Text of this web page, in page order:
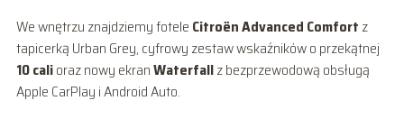
We wnętrzu znajdziemy fotele Citroën Advanced Comfort z
tapicerką Urban Grey, cyfrowy zestaw wskaźników o przekątnej
10 calioraz nowy ekranWaterfallz bezprzewodową obsługą
Apple CarPlay i Android Auto.